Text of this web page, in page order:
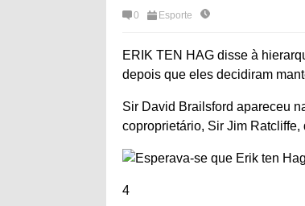
0 Esporte
ERIK TEN HAG disse à
depois que eles decidiram
Sir David Brailsford apareceu
coproprietário, Sir Jim Ratcliffe,
4